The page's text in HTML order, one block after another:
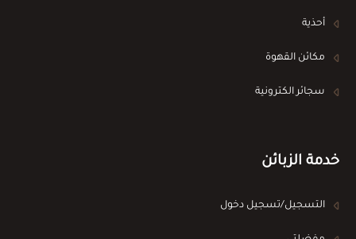
أحذية
مكائن القهوة
سجائر الكترونية
خدمة الزبائن
التسجيل/تسجيل دخول